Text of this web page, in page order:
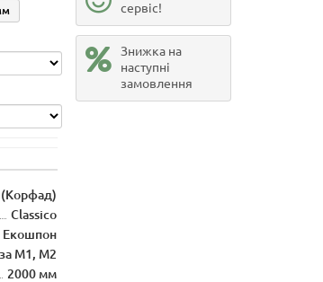
Classico
Екошпон
М1, М2
2000 мм
сервіс!
Знижка на
наступні
замовлення